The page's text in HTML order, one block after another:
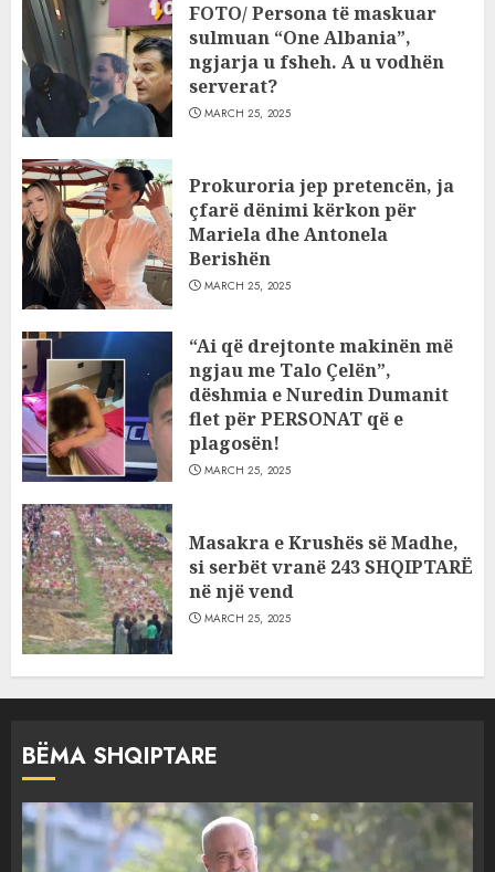
FOTO/ Persona të maskuar
sulmuan “One Albania”,
ngjarja u fsheh. A u vodhën
serverat?
MARCH 25, 2025
Prokuroria jep pretencën, ja
çfarë dënimi kërkon për
Mariela dhe Antonela
Berishën
MARCH 25, 2025
“Ai që drejtonte makinën më
ngjau me Talo Çelën”,
dëshmia e Nuredin Dumanit
flet për PERSONAT që e
plagosën!
MARCH 25, 2025
Masakra e Krushës së Madhe,
si serbët vranë 243 SHQIPTARË
në një vend
MARCH 25, 2025
BËMA SHQIPTARE